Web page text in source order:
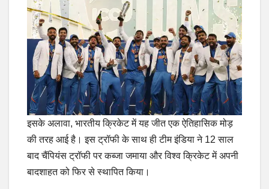
इसके अलावा, भारतीय क्रिकेट में यह जीत एक ऐतिहासिक मोड़
की तरह आई है। इस ट्रॉफी के साथ ही टीम इंडिया ने 12 साल
बाद चैंपियंस ट्रॉफी पर कब्जा जमाया और विश्व क्रिकेट में अपनी
बादशाहत को फिर से स्थापित किया।